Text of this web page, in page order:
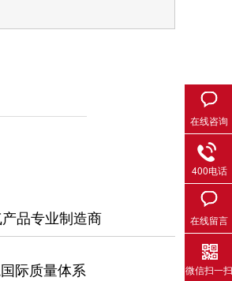
品专业制造商
际质量体系
在线咨询
400电话
在线留言
微信扫一扫